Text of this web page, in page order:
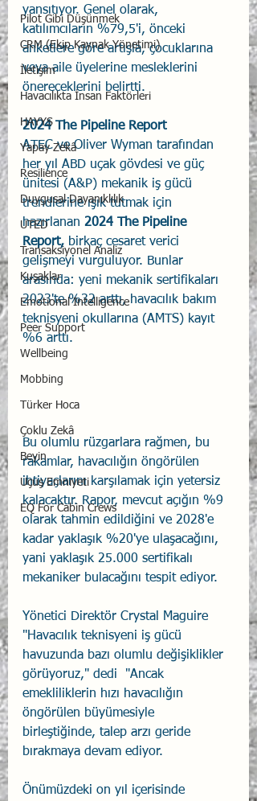
Pilot Gibi Düşünmek
CRM (Ekip Kaynak Yönetimi)
İletişim
Havacılıkta İnsan Faktörleri
HAYYS
Yapay Zekâ
Resilience
Duygusal Dayanıklılık
UTED
Transaksiyonel Analiz
Kuşaklar
Emotional Intelligence
Peer Support
Wellbeing
Mobbing
Türker Hoca
Çoklu Zekâ
Beyin
Uçuş Emniyeti
EQ For Cabin Crews
yansıtıyor. Genel olarak,
katılımcıların %79,5'i, önceki
anketlere göre artışla, çocuklarına
veya aile üyelerine mesleklerini
önereceklerini belirtti.
2024 The Pipeline Report
ATEC ve Oliver Wyman tarafından
her yıl ABD uçak gövdesi ve güç
ünitesi (A&P) mekanik iş gücü
trendlerine ışık tutmak için
hazırlanan 2024 The Pipeline
Report, birkaç cesaret verici
gelişmeyi vurguluyor. Bunlar
arasında: yeni mekanik sertifikaları
2023'te %32 arttı, havacılık bakım
teknisyeni okullarına (AMTS) kayıt
%6 arttı.
Bu olumlu rüzgarlara rağmen, bu
rakamlar, havacılığın öngörülen
ihtiyaçlarını karşılamak için yetersiz
kalacaktır. Rapor, mevcut açığın %9
olarak tahmin edildiğini ve 2028'e
kadar yaklaşık %20'ye ulaşacağını,
yani yaklaşık 25.000 sertifikalı
mekaniker bulacağını tespit ediyor.
Yönetici Direktör Crystal Maguire
"Havacılık teknisyeni iş gücü
havuzunda bazı olumlu değişiklikler
görüyoruz," dedi  "Ancak
emekliliklerin hızı havacılığın
öngörülen büyümesiyle
birleştiğinde, talep arzı geride
bırakmaya devam ediyor.
Önümüzdeki on yıl içerisinde